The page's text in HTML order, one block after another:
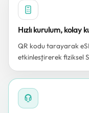
Hızlı kurulum, kolay
QR kodu tarayarak
etkinleştirerek fiziksel